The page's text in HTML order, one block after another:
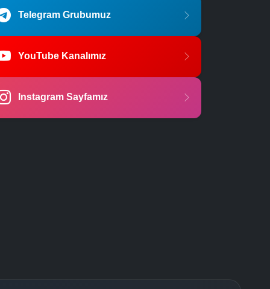
Telegram Grubumuz
YouTube Kanalımız
Instagram Sayfamız